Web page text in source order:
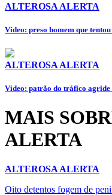
ALTEROSA ALERTA
Vídeo: preso homem que
ALTEROSA ALERTA
Vídeo: patrão do tráfico agride
MAIS
ALERTA
ALTEROSA ALERTA
Oito detentos fogem de